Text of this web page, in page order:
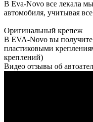
В Eva-Novo все лекала
автомобиля, учитывая
Оригинальный крепеж
В EVA-Novo вы
пластиковыми
креплений)
Видео отзывы об